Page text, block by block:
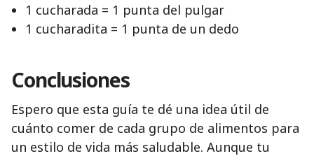
1 cucharada = 1 punta del pulgar
1 cucharadita = 1 punta de un dedo
Conclusiones
Espero que esta guía te dé una idea útil de
cuánto comer de cada grupo de alimentos para
un estilo de vida más saludable. Aunque tu